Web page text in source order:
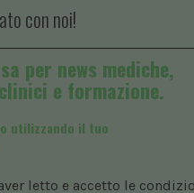
con noi!
per news mediche,
e formazione.
utilizzando il tuo
letto e accetto le